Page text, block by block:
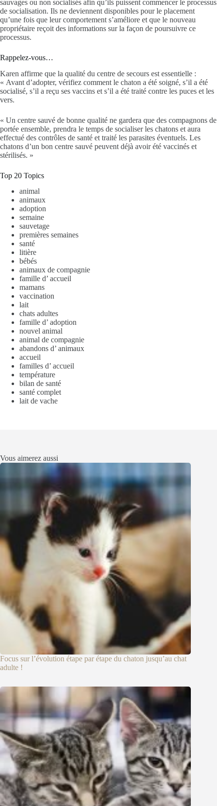
sauvages ou non socialisés afin qu’ils puissent commencer le processus
de socialisation. Ils ne deviennent disponibles pour le placement
qu’une fois que leur comportement s’améliore et que le nouveau
propriétaire reçoit des informations sur la façon de poursuivre ce
processus.
Rappelez-vous…
Karen affirme que la qualité du centre de secours est essentielle :
« Avant d’adopter, vérifiez comment le chaton a été soigné, s’il a été
socialisé, s’il a reçu ses vaccins et s’il a été traité contre les puces et les
vers.
« Un centre sauvé de bonne qualité ne gardera que des compagnons de
portée ensemble, prendra le temps de socialiser les chatons et aura
effectué des contrôles de santé et traité les parasites éventuels. Les
chatons d’un bon centre sauvé peuvent déjà avoir été vaccinés et
stérilisés. »
Top 20 Topics
animal
animaux
adoption
semaine
sauvetage
premières semaines
santé
litière
bébés
animaux de compagnie
famille d’ accueil
mamans
vaccination
lait
chats adultes
famille d’ adoption
nouvel animal
animal de compagnie
abandons d’ animaux
accueil
familles d’ accueil
température
bilan de santé
santé complet
lait de vache
Vous aimerez aussi
Focus sur l’évolution étape par étape du chaton jusqu’au chat
adulte !